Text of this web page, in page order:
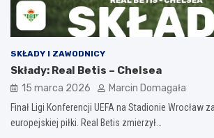
SKŁADY I ZAWODNICY
Składy: Real Betis – Chelsea
15 marca 2026 Marcin Domagała
Finał Ligi Konferencji UEFA na Stadionie Wrocław
europejskiej piłki. Real Betis zmierzył…